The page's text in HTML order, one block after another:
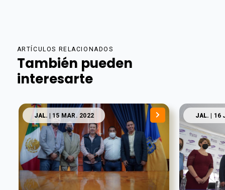
ARTÍCULOS RELACIONADOS
También pueden
interesarte
JAL. | 15 MAR. 2022 JAL. | 16